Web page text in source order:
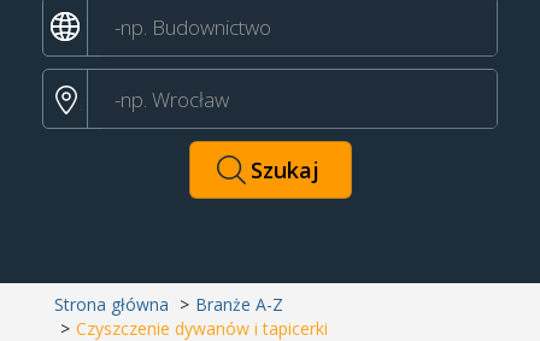
Strona główna
Branże A-Z
Czyszczenie dywanów i tapicerki